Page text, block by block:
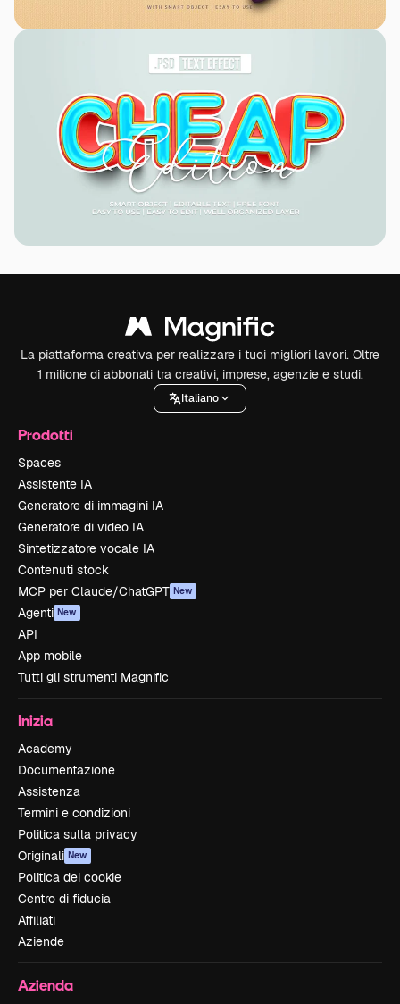
La piattaforma creativa per realizzare i tuoi migliori lavori. Oltre
1 milione di abbonati tra creativi, imprese, agenzie e studi.
Italiano
Prodotti
Spaces
Assistente IA
Generatore di immagini IA
Generatore di video IA
Sintetizzatore vocale IA
Contenuti stock
MCP per Claude/ChatGPT New
Agenti New
API
App mobile
Tutti gli strumenti Magnific
Inizia
Academy
Documentazione
Assistenza
Termini e condizioni
Politica sulla privacy
Originali New
Politica dei cookie
Centro di fiducia
Affiliati
Aziende
Azienda